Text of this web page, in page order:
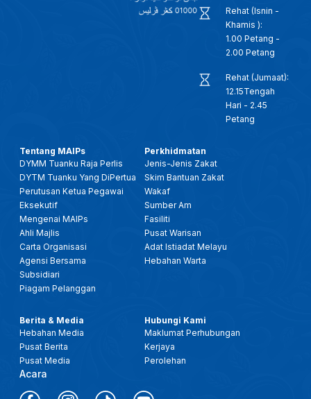
Rehat (Isnin -
Khamis ):
1.00 Petang -
2.00 Petang
Rehat (Jumaat):
12.15Tengah
Hari - 2.45
Petang
Tentang MAIPs
DYMM Tuanku Raja Perlis
DYTM Tuanku Yang DiPertua
Perutusan Ketua Pegawai
Eksekutif
Mengenai MAIPs
Ahli Majlis
Carta Organisasi
Agensi Bersama
Subsidiari
Piagam Pelanggan
Perkhidmatan
Jenis-Jenis Zakat
Skim Bantuan Zakat
Wakaf
Sumber Am
Fasiliti
Pusat Warisan
Adat Istiadat Melayu
Hebahan Warta
Berita & Media
Hebahan Media
Pusat Berita
Pusat Media
Acara
Hubungi Kami
Maklumat Perhubungan
Kerjaya
Perolehan